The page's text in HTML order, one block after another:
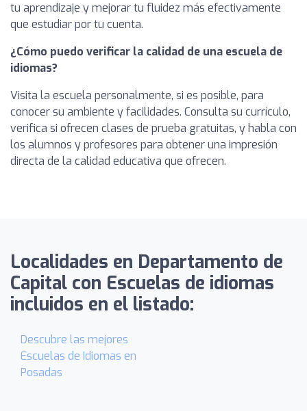
tu aprendizaje y mejorar tu fluidez más efectivamente
que estudiar por tu cuenta.
¿Cómo puedo verificar la calidad de una escuela de
idiomas?
Visita la escuela personalmente, si es posible, para
conocer su ambiente y facilidades. Consulta su currículo,
verifica si ofrecen clases de prueba gratuitas, y habla con
los alumnos y profesores para obtener una impresión
directa de la calidad educativa que ofrecen.
Localidades en Departamento de
Capital con Escuelas de idiomas
incluidos en el listado:
Descubre las mejores
Escuelas de Idiomas en
Posadas